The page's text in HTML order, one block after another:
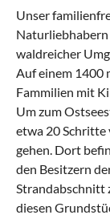
Unser
Naturliebhabern
waldreicher
Auf einem 1400
Fammilien mit
Um zum
etwa 20 Schritte
gehen. Dort
den Besitzern
Strandabschnitt
diesen